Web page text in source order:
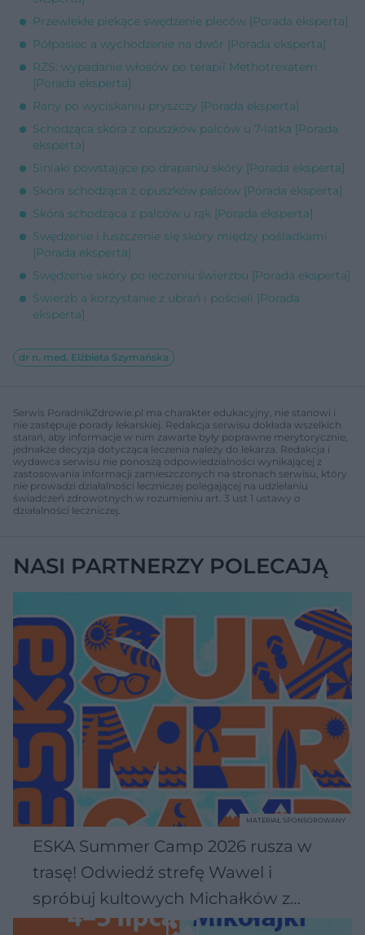
Przewlekłe piekące swędzenie pleców [Porada eksperta]
Półpasiec a wychodzenie na dwór [Porada eksperta]
RZS: wypadanie włosów po terapii Methotrexatem
[Porada eksperta]
Rany po wyciskaniu pryszczy [Porada eksperta]
Schodząca skóra z opuszków palców u 7-latka [Porada
eksperta]
Siniaki powstające po drapaniu skóry [Porada eksperta]
Skóra schodząca z opuszków palców [Porada eksperta]
Skóra schodząca z palców u rąk [Porada eksperta]
Swędzenie i łuszczenie się skóry między pośladkami
[Porada eksperta]
Swędzenie skóry po leczeniu świerzbu [Porada eksperta]
Świerzb a korzystanie z ubrań i pościeli [Porada
eksperta]
dr n. med. Elżbieta Szymańska
Serwis PoradnikZdrowie.pl ma charakter edukacyjny, nie stanowi i
nie zastępuje porady lekarskiej. Redakcja serwisu dokłada wszelkich
starań, aby informacje w nim zawarte były poprawne merytorycznie,
jednakże decyzja dotycząca leczenia należy do lekarza. Redakcja i
wydawca serwisu nie ponoszą odpowiedzialności wynikającej z
zastosowania informacji zamieszczonych na stronach serwisu, który
nie prowadzi działalności leczniczej polegającej na udzielaniu
świadczeń zdrowotnych w rozumieniu art. 3 ust 1 ustawy o
działalności leczniczej.
NASI PARTNERZY POLECAJĄ
ESKA Summer Camp 2026 rusza w
trasę! Odwiedź strefę Wawel i
spróbuj kultowych Michałków z
Wawelu
MATERIAŁ SPONSOROWANY